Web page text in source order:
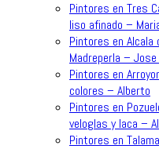
Pintores en Tres
liso afinado –
Pintores en
Madreperla – Jose
Pintores en
colores – Alberto
Pintores en
veloglas y laca –
Pintores en